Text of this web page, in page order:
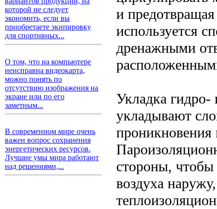
которой не следует
экономить, если вы
приобретаете экипировку
для спортивных...
О том, что на компьютере
неисправна видеокарта,
можно понять по
отсутствию изображения на
экране или по его
заметным...
В современном мире очень
важен вопрос сохранения
энергетических ресурсов.
Лучшие умы мира работают
над решениями,...
и предотвращая
используется
дренажными
Укладка
укладывают
проникновения
стороны, чтобы
воздуха